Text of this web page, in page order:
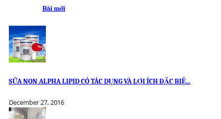
Bài mới
SỮA NON ALPHA LIPID CÓ TÁC DỤNG VÀ LỢI ÍCH ĐẶC BIỆ...
December 27, 2016